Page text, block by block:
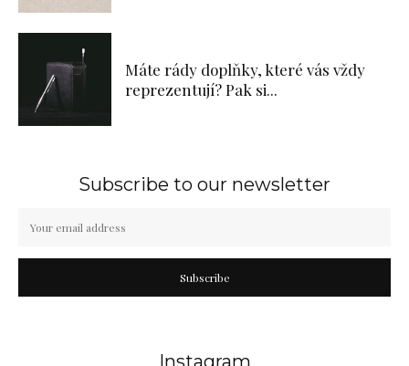
Máte rády doplňky, které vás vždy
reprezentují? Pak si...
Subscribe to our newsletter
Subscribe
Instagram